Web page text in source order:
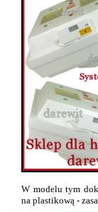
W modelu tym
na plastikową -